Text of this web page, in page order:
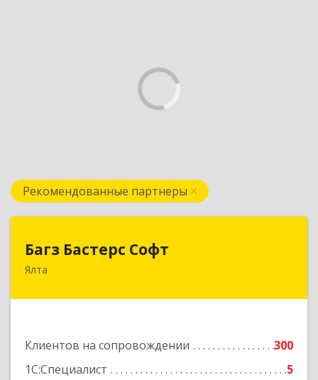
Рекомендованные партнеры
Багз Бастерс Софт
Ялта
Клиентов на сопровождении
300
1С:Специалист
5
Багз Бастерс Софт
298603, Крым Респ, Ялта г, Свердлова ул, дом №